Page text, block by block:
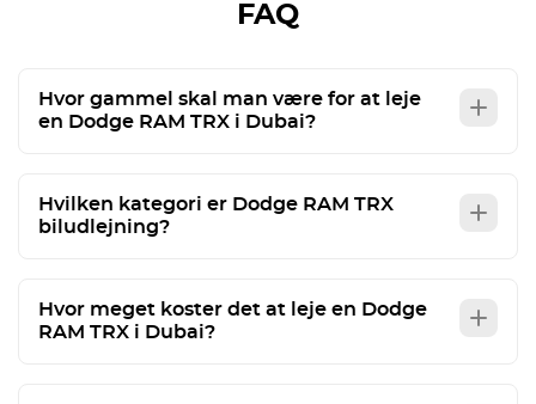
FAQ
Hvor gammel skal man være for at leje
en Dodge RAM TRX i Dubai?
Hvilken kategori er Dodge RAM TRX
biludlejning?
Hvor meget koster det at leje en Dodge
RAM TRX i Dubai?